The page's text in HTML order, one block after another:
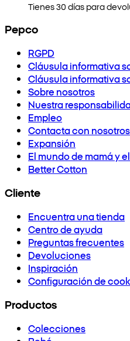
Tienes 30 días para
Pepco
RGPD
Cláusula informativa
Cláusula informativa
Sobre nosotros
Nuestra
Empleo
Contacta con nosotros
Expansión
El mundo de mamá y
Better Cotton
Cliente
Encuentra una tienda
Centro de ayuda
Preguntas frecuentes
Devoluciones
Inspiración
Configuración de
Productos
Colecciones